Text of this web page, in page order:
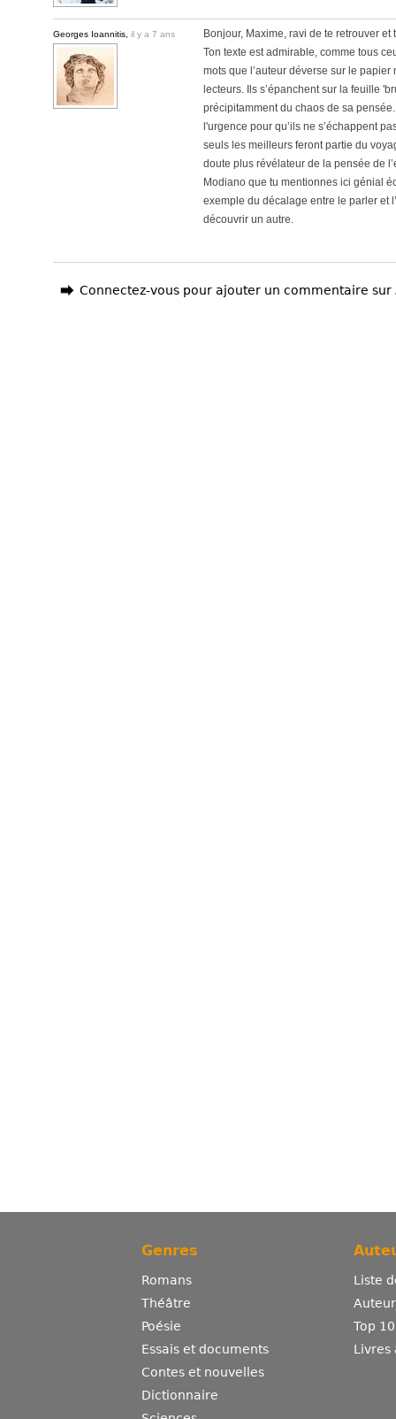
Georges Ioannitis, il y a 7 ans
Bonjour, Maxime, ravi de te retrouver
Ton texte est admirable, comme tous
mots que l’auteur déverse sur le papier
lecteurs. Ils s’épanchent sur la feuille
précipitamment du chaos de sa
l'urgence pour qu’ils ne s’échappent
seuls les meilleurs feront partie du
doute plus révélateur de la pensée de
Modiano que tu mentionnes ici génial
exemple du décalage entre le parler et
découvrir un autre.
Connectez-vous pour ajouter un commentaire sur
Genres
Romans
Théâtre
Poésie
Essais et documents
Contes et nouvelles
Dictionnaire
Liste
Top
Livres